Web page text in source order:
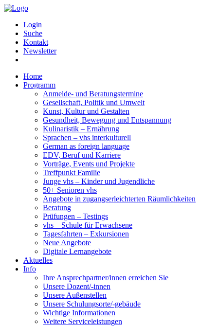
Login
Suche
Kontakt
Newsletter
Home
Programm
Anmelde- und Beratungstermine
Gesellschaft, Politik und Umwelt
Kunst, Kultur und Gestalten
Gesundheit, Bewegung und Entspannung
Kulinaristik – Ernährung
Sprachen – vhs interkulturell
German as foreign language
EDV, Beruf und Karriere
Vorträge, Events und Projekte
Treffpunkt Familie
Junge vhs – Kinder und Jugendliche
50+ Senioren vhs
Angebote in zugangserleichterten Räumlichkeiten
Beratung
Prüfungen – Testings
vhs – Schule für Erwachsene
Tagesfahrten – Exkursionen
Neue Angebote
Digitale Lernangebote
Aktuelles
Info
Ihre Ansprechpartner/innen erreichen Sie
Unsere Dozent/-innen
Unsere Außenstellen
Unsere Schulungsorte/-gebäude
Wichtige Informationen
Weitere Serviceleistungen